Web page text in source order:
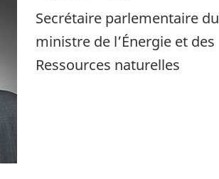
Secrétaire parlementaire du
ministre de l’Énergie et des
Ressources naturelles